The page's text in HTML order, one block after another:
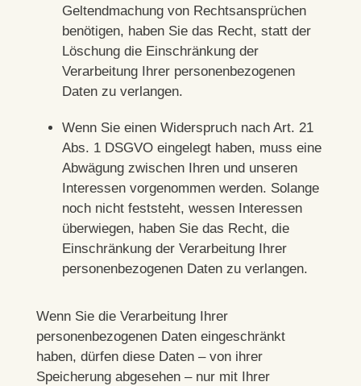
Geltendmachung von Rechtsansprüchen
benötigen, haben Sie das Recht, statt der
Löschung die Einschränkung der
Verarbeitung Ihrer personenbezogenen
Daten zu verlangen.
Wenn Sie einen Widerspruch nach Art. 21
Abs. 1 DSGVO eingelegt haben, muss eine
Abwägung zwischen Ihren und unseren
Interessen vorgenommen werden. Solange
noch nicht feststeht, wessen Interessen
überwiegen, haben Sie das Recht, die
Einschränkung der Verarbeitung Ihrer
personenbezogenen Daten zu verlangen.
Wenn Sie die Verarbeitung Ihrer
personenbezogenen Daten eingeschränkt
haben, dürfen diese Daten – von ihrer
Speicherung abgesehen – nur mit Ihrer